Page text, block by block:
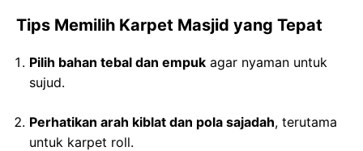
Tips Memilih Karpet Masjid yang Tepat
Pilih bahan tebal dan empuk agar nyaman untuk
sujud.
Perhatikan arah kiblat dan pola sajadah, terutama
untuk karpet roll.